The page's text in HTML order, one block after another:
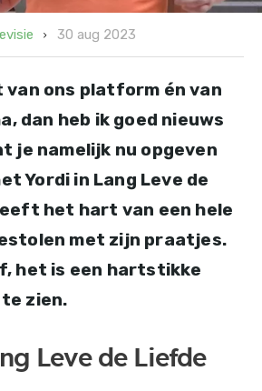
30 aug 2023
van ons platform én van
dan heb ik goed nieuws
je namelijk nu opgeven
Yordi in Lang Leve de
het hart van een hele
met zijn praatjes.
het is een hartstikke
zien.
Leve de Liefde